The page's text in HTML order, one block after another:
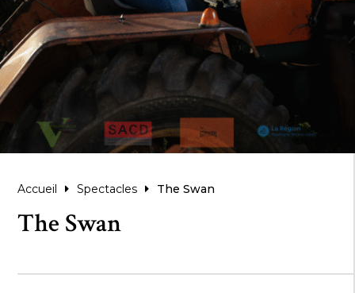
Accueil  Spectacles  The Swan
The Swan